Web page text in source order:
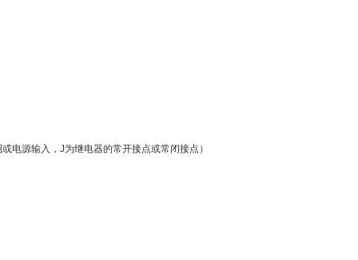
电源输入，J为继电器的常开接点或常闭接点）